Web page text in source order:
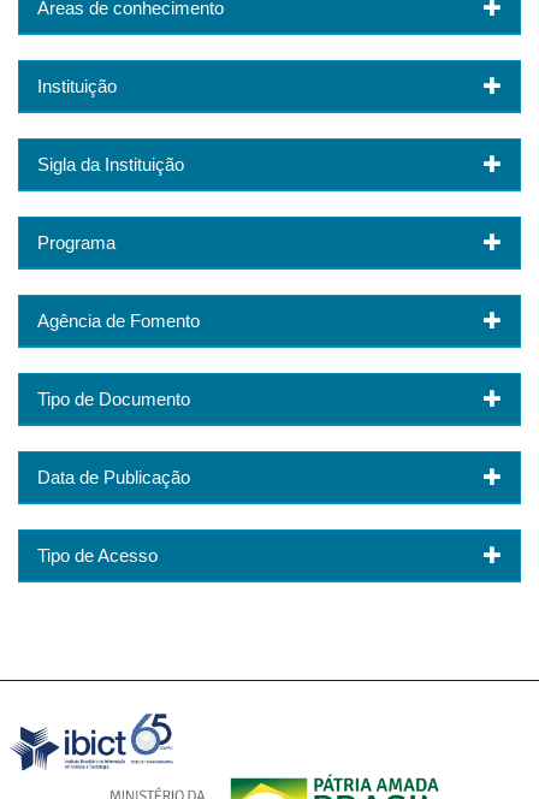
Áreas de conhecimento
Instituição
Sigla da Instituição
Programa
Agência de Fomento
Tipo de Documento
Data de Publicação
Tipo de Acesso